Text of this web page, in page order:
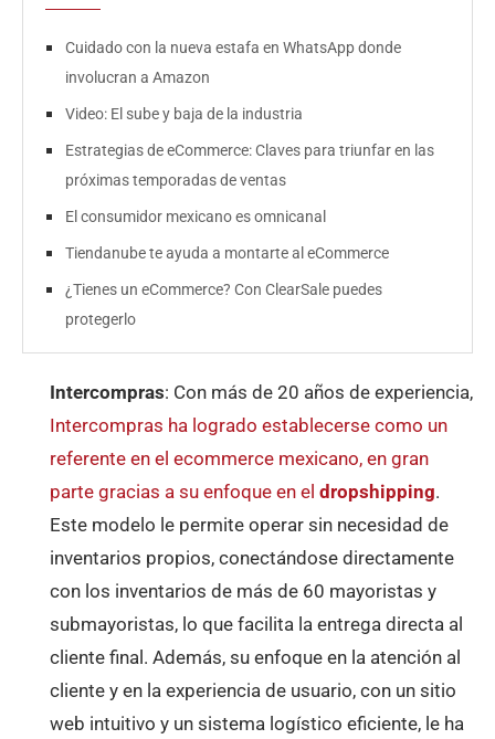
Cuidado con la nueva estafa en WhatsApp donde
involucran a Amazon
Video: El sube y baja de la industria
Estrategias de eCommerce: Claves para triunfar en las
próximas temporadas de ventas
El consumidor mexicano es omnicanal
Tiendanube te ayuda a montarte al eCommerce
¿Tienes un eCommerce? Con ClearSale puedes
protegerlo
Intercompras: Con más de 20 años de experiencia,
Intercompras ha logrado establecerse como un
referente en el ecommerce mexicano, en gran
parte gracias a su enfoque en el dropshipping.
Este modelo le permite operar sin necesidad de
inventarios propios, conectándose directamente
con los inventarios de más de 60 mayoristas y
submayoristas, lo que facilita la entrega directa al
cliente final. Además, su enfoque en la atención al
cliente y en la experiencia de usuario, con un sitio
web intuitivo y un sistema logístico eficiente, le ha